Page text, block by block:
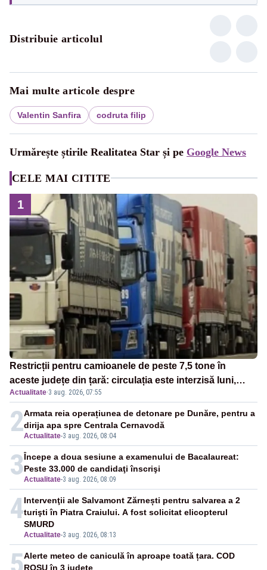
Distribuie articolul
Mai multe articole despre
Valentin Sanfira codruta filip
Urmărește știrile Realitatea Star și pe Google News
CELE MAI CITITE
1
Restricții pentru camioanele de peste 7,5 tone în
aceste județe din țară: circulația este interzisă luni,
între orele 12:00 și 20:00
Actualitate·3 aug. 2026, 07:55
2Actualitate-3 aug. 2026, 08:04
Armata reia operațiunea de detonare pe Dunăre, pentru a
dirija apa spre Centrala Cernavodă
3Actualitate-3 aug. 2026, 08:09
Începe a doua sesiune a examenului de Bacalaureat:
Peste 33.000 de candidaţi înscrişi
4
Actualitate-3 aug. 2026, 08:13
Intervenţii ale Salvamont Zărnești pentru salvarea a 2
turişti în Piatra Craiului. A fost solicitat elicopterul
SMURD
Alerte meteo de caniculă în aproape toată țara. COD
ROȘU în 3 județe